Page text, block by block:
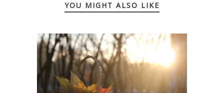
YOU MIGHT ALSO LIKE